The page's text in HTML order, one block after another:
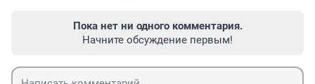
Пока нет ни одного комментария.
Начните обсуждение первым!